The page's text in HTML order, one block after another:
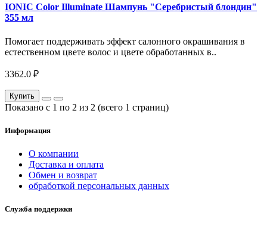
IONIC Color Illuminate Шампунь "Серебристый блондин"
355 мл
Помогает поддерживать эффект салонного окрашивания в
естественном цвете волос и цвете обработанных в..
3362.0 ₽
Купить
Показано с 1 по 2 из 2 (всего 1 страниц)
Информация
О компании
Доставка и оплата
Обмен и возврат
обработкой персональных данных
Служба поддержки